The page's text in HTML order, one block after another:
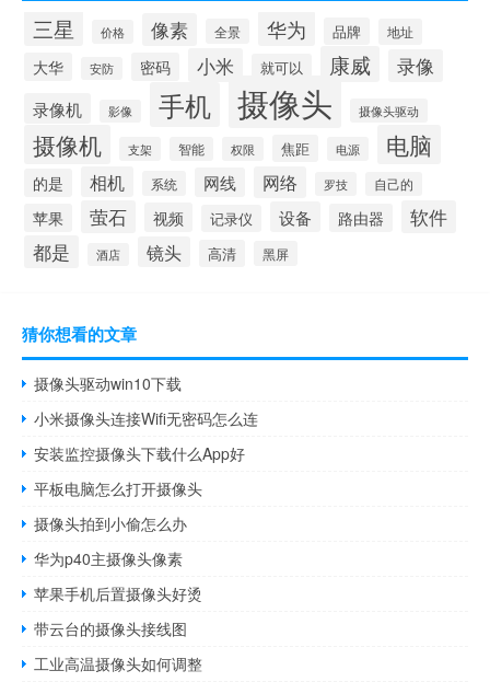
三星 价格 像素 全景 华为 品牌 地址
大华 安防 密码 小米 就可以 康威 录像
录像机 影像 手机 摄像头 摄像头驱动
摄像机 支架 智能 权限 焦距 电源 电脑
的是 相机 系统 网线 网络 罗技 自己的
苹果 萤石 视频 记录仪 设备 路由器
软件
都是
酒店 镜头 高清 黑屏
猜你想看的文章
摄像头驱动win10下载
小米摄像头连接Wifi无密码怎么连
安装监控摄像头下载什么App好
平板电脑怎么打开摄像头
摄像头拍到小偷怎么办
华为p40主摄像头像素
苹果手机后置摄像头好烫
带云台的摄像头接线图
工业高温摄像头如何调整